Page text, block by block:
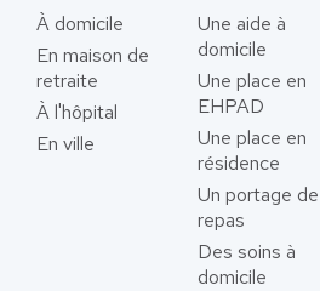
À domicile
En maison de
retraite
À l'hôpital
En ville
Une aide à
domicile
Une place en
EHPAD
Une place en
résidence
Un portage de
repas
Des soins à
domicile